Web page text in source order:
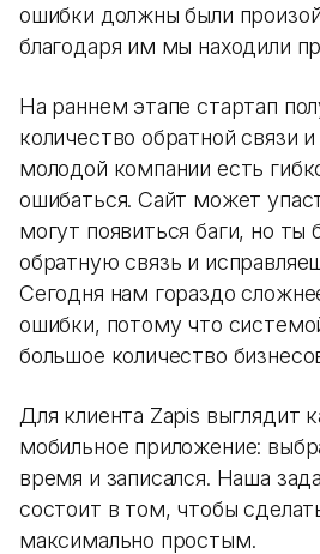
ошибки должны были
благодаря им мы находили
На раннем этапе стартап
количество обратной связи
молодой компании есть
ошибаться. Сайт может
могут появиться баги, но ты
обратную связь и
Сегодня нам гораздо
ошибки, потому что
большое количество
Для клиента Zapis выглядит
мобильное приложение:
время и записался. Наша
состоит в том, чтобы
максимально простым.